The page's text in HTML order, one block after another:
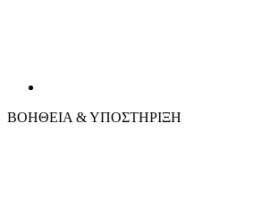
ΒΟΗΘΕΙΑ & ΥΠΟΣΤΗΡΙΞΗ